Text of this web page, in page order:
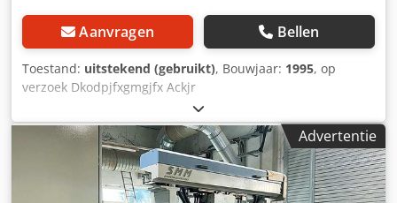
Aanvragen Bellen
Toestand: uitstekend (gebruikt), Bouwjaar: 1995, op
verzoek Dkodpjfxgmgjfx Ackjr
Advertentie